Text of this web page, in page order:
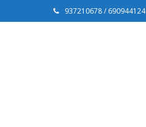
937210678 / 690944124